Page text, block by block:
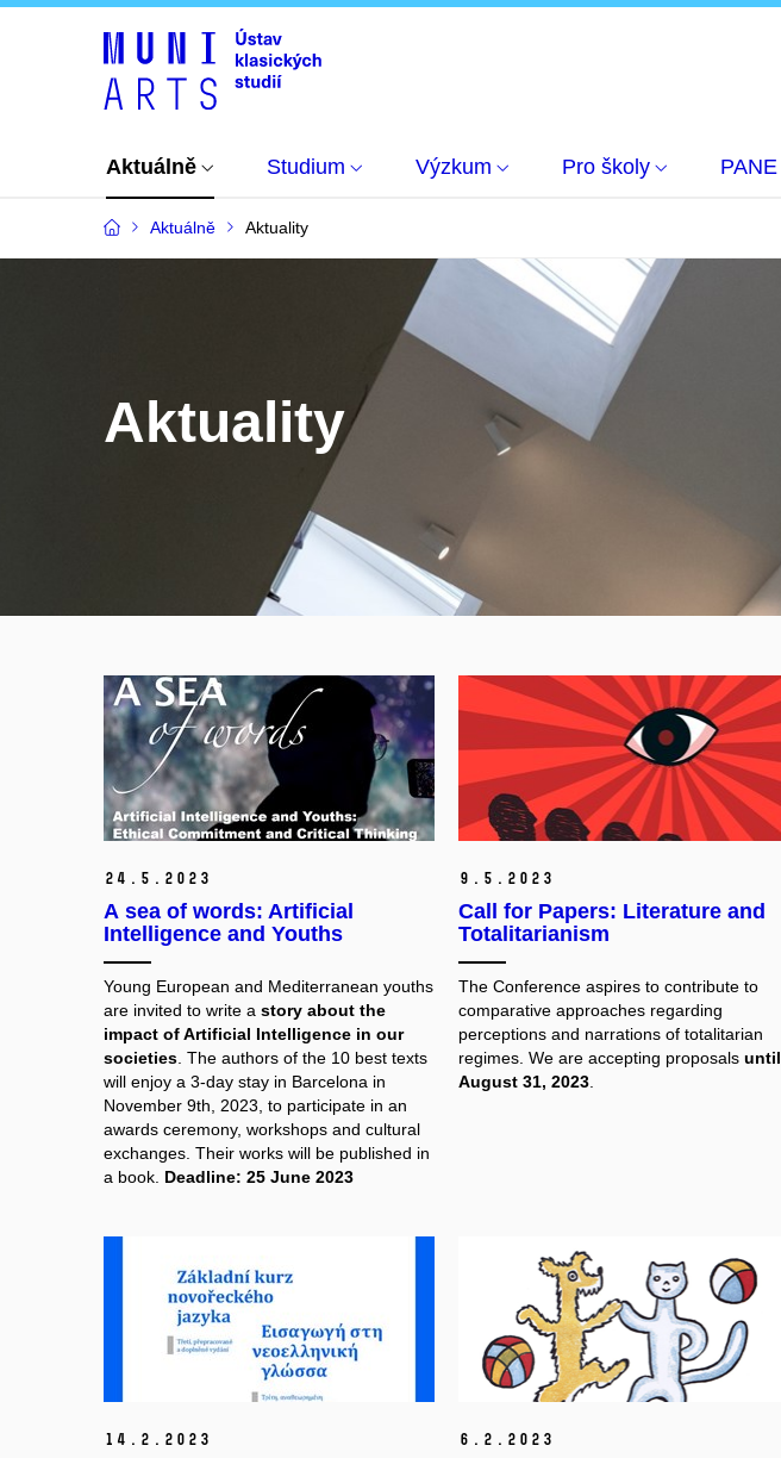
Aktuálně Studium Výzkum Pro školy PANE
Aktuálně Aktuality
Aktuality
24. 5. 2023
A sea of words: Artificial
Intelligence and Youths
Young European and Mediterranean youths
are invited to write a story about the
impact of Artificial Intelligence in our
societies . The authors of the 10 best texts
will enjoy a 3-day stay in Barcelona in
November 9th, 2023, to participate in an
awards ceremony, workshops and cultural
exchanges. Their works will be published in
a book. Deadline: 25 June 2023
9. 5. 2023
Call for Papers: Literature and
Totalitarianism
The Conference aspires to contribute to
comparative approaches regarding
perceptions and narrations of totalitarian
regimes. We are accepting proposals until
August 31, 2023.
14. 2. 2023 6. 2. 2023